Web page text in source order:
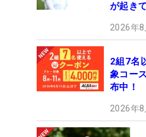
が起き
2026年8
2組7名
象コー
布中！
2026年8